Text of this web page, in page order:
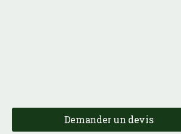
Demander un devis